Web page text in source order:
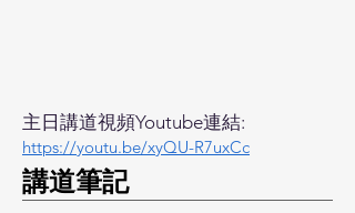
主日講道視頻Youtube連結:
https://youtu.be/xyQU-R7uxCc
​講道筆記